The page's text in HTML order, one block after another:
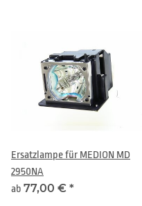
Ersatzlampe für MEDION MD
2950NA
ab 77,00 € *